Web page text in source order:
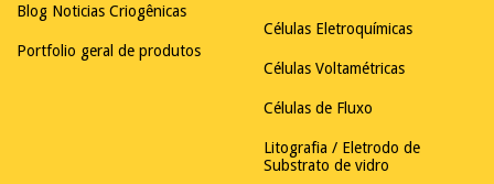
Blog Noticias Criogênicas
Portfolio geral de produtos
Células Eletroquímicas
Células Voltamétricas
Células de Fluxo
Litografia / Eletrodo de
Substrato de vidro